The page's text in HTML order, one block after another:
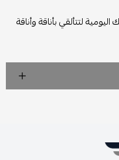
لتتألقي بأناقة وأناقة